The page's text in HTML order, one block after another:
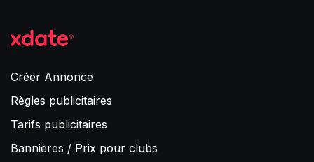
Créer Annonce
Règles publicitaires
Tarifs publicitaires
Bannières / Prix pour clubs